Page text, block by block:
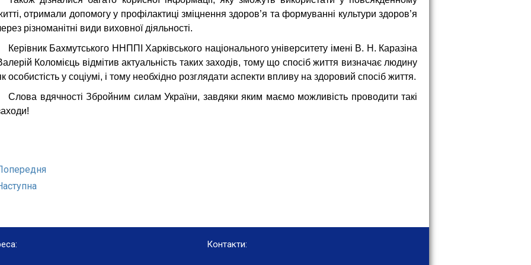
отримали допомогу у профілактиці зміцнення здоров’я та формуванні культури здоров’я
різноманітні види виховної діяльності.
Керівник Бахмутського ННППІ Харківського національного університету імені В. Н. Каразіна
Коломієць відмітив актуальність таких заходів, тому що спосіб життя визначає людину
особистість у соціумі, і тому необхідно розглядати аспекти впливу на здоровий спосіб життя.
Слова вдячності Збройним силам України, завдяки яким маємо можливість проводити такі
Контакти: